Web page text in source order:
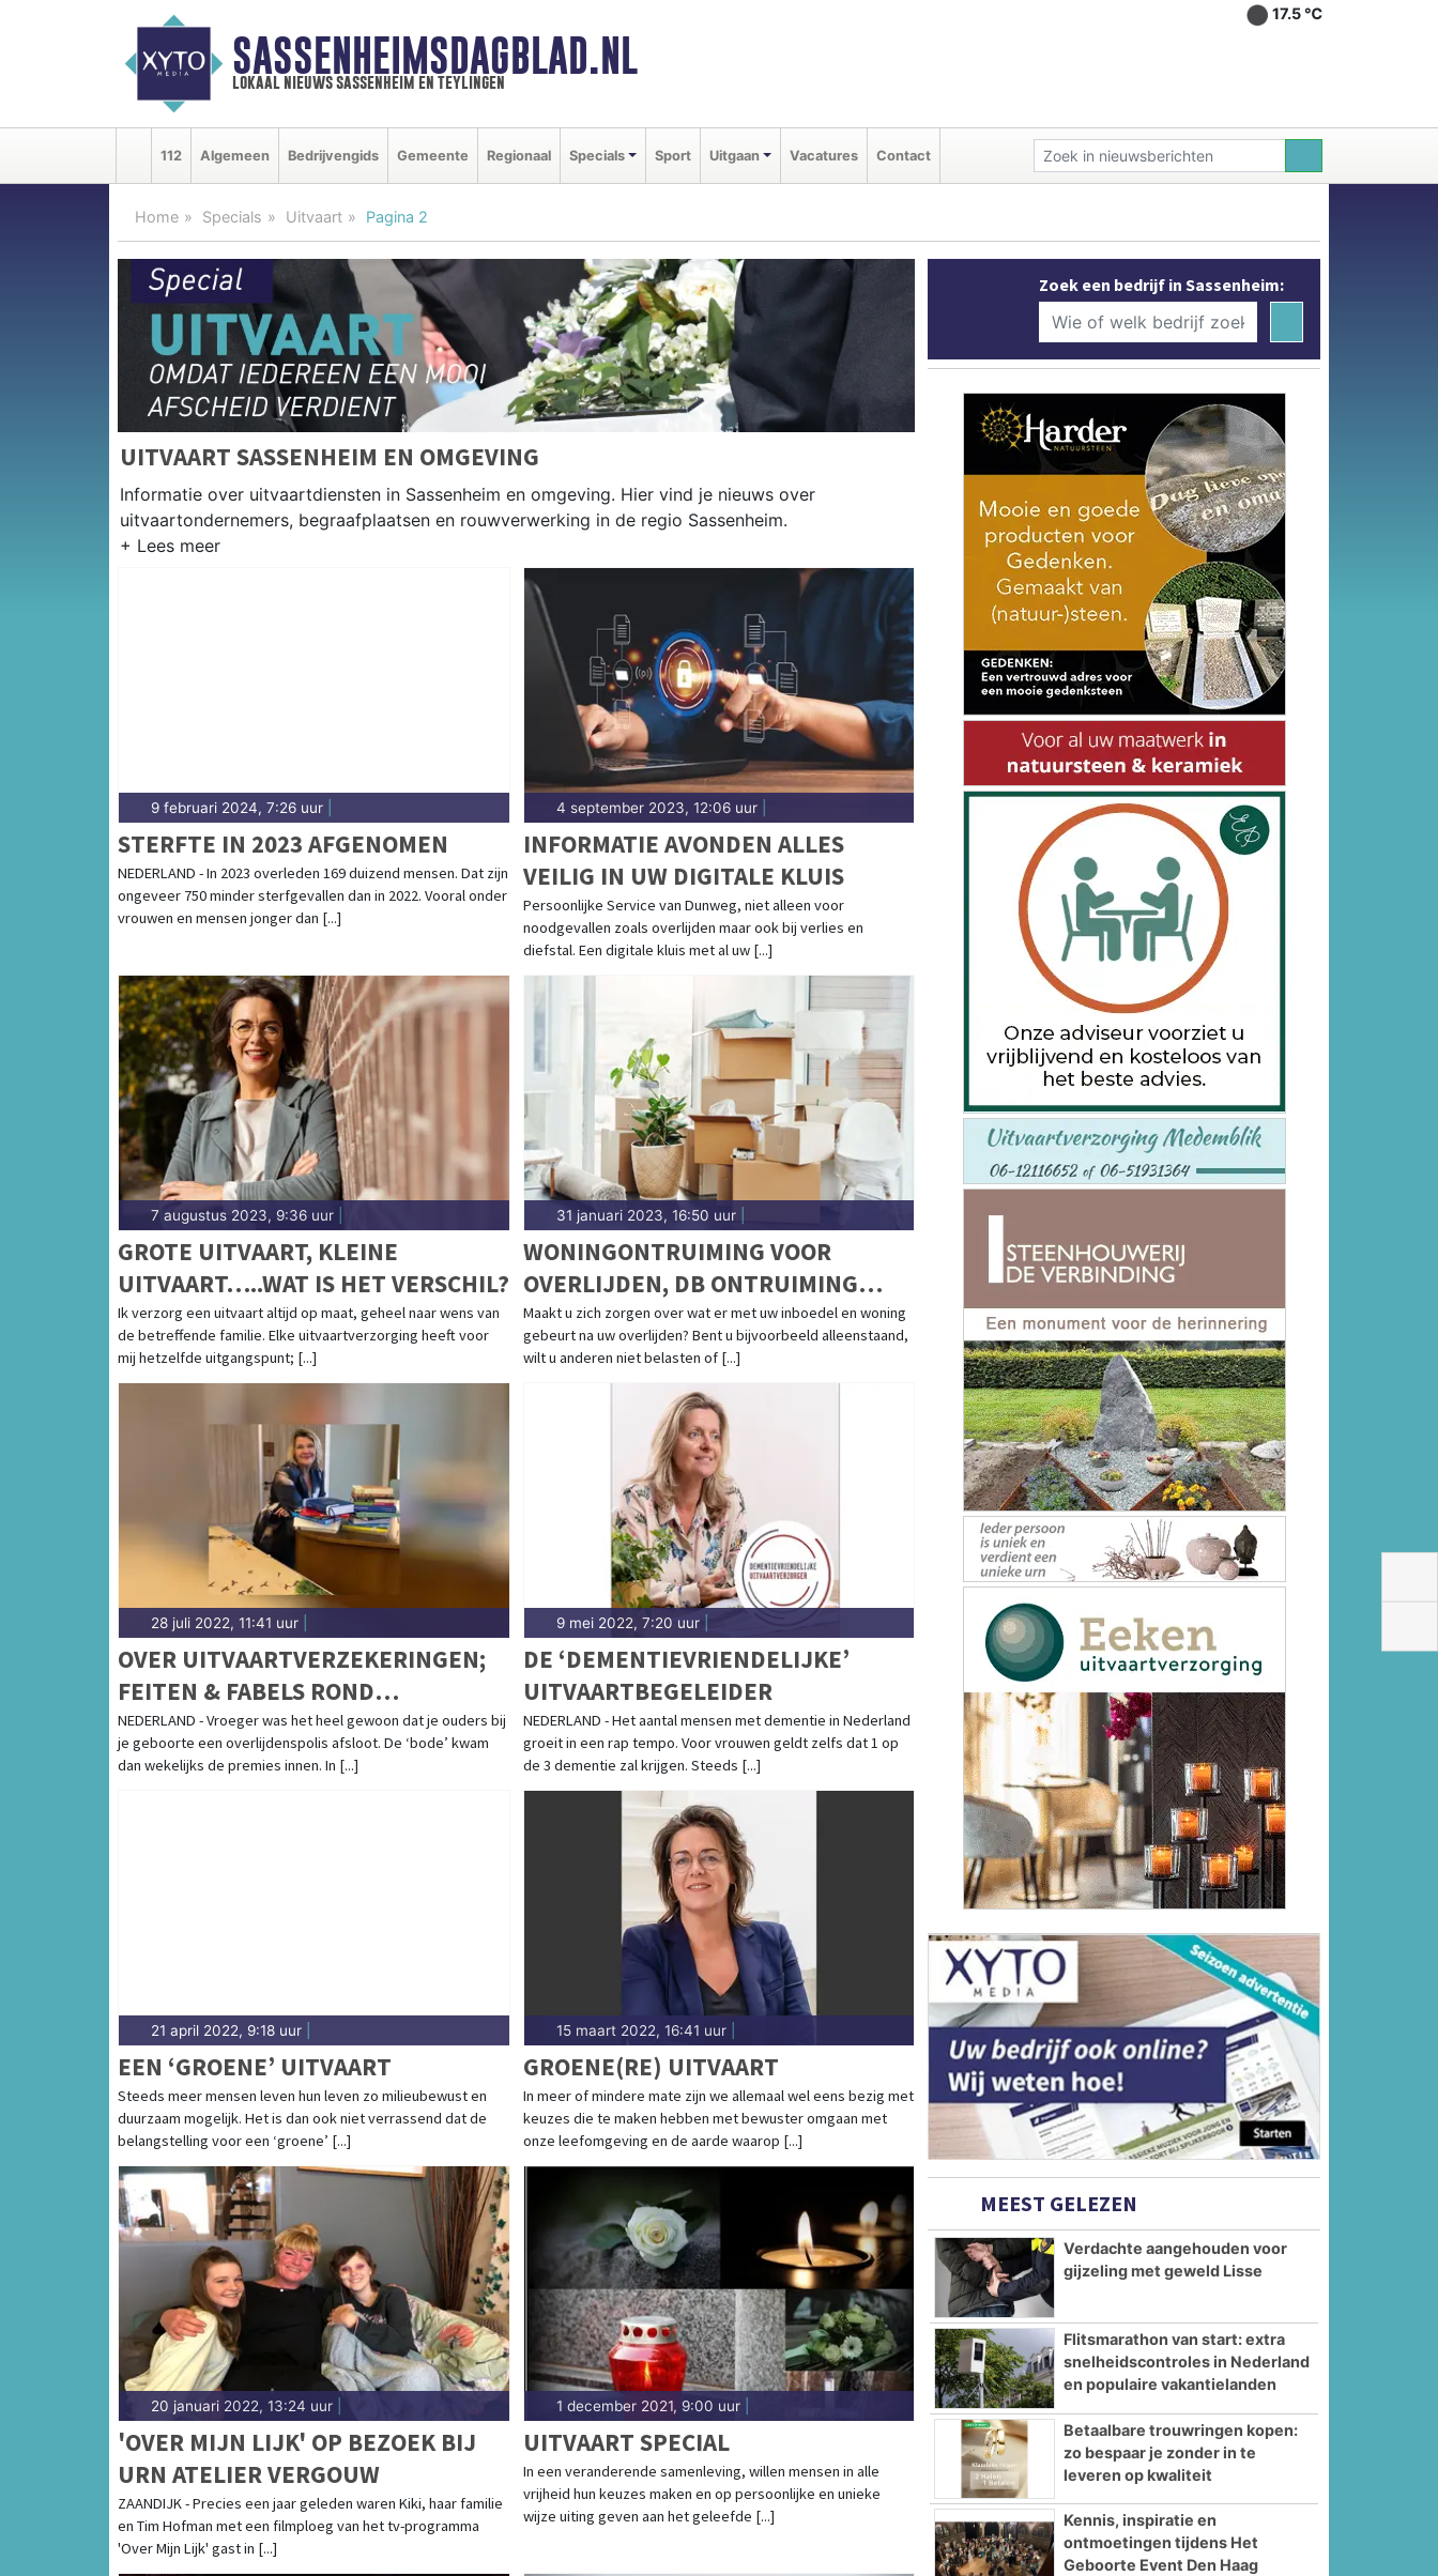
SASSENHEIMSDAGBLAD.NL
lokaal nieuws sassenheim en teylingen
17.5 ℃
112 Algemeen Bedrijvengids Gemeente Regionaal Specials Sport Uitgaan Vacatures Contact
Home Specials Uitvaart Pagina 2
UITVAART SASSENHEIM EN OMGEVING
Informatie over uitvaartdiensten in Sassenheim en omgeving. Hier vind je nieuws over
uitvaartondernemers, begraafplaatsen en rouwverwerking in de regio Sassenheim.
9 februari 2024, 7:26 uur
STERFTE IN 2023 AFGENOMEN
NEDERLAND - In 2023 overleden 169 duizend mensen. Dat zijn
ongeveer 750 minder sterfgevallen dan in 2022. Vooral onder
vrouwen en mensen jonger dan [...]
4 september 2023, 12:06 uur|
INFORMATIE AVONDEN ALLES
VEILIG IN UW DIGITALE KLUIS
Persoonlijke Service van Dunweg, niet alleen voor
noodgevallen zoals overlijden maar ook bij verlies en
diefstal. Een digitale kluis met al uw [...]
7 augustus 2023, 9:36 uur
GROTE UITVAART, KLEINE
UITVAART…..WAT IS HET VERSCHIL?
Ik verzorg een uitvaart altijd op maat, geheel naar wens van
de betreffende familie. Elke uitvaartverzorging heeft voor
mij hetzelfde uitgangspunt; [...]
31 januari 2023, 16:50 uur|
WONINGONTRUIMING VOOR
OVERLIJDEN, DB ONTRUIMING
HELPT
Maakt u zich zorgen over wat er met uw inboedel en woning
gebeurt na uw overlijden? Bent u bijvoorbeeld alleenstaand,
wilt u anderen niet belasten of [...]
28 juli 2022, 11:41 uur
OVER UITVAARTVERZEKERINGEN;
FEITEN & FABELS ROND
KEUZEVRIJHEID
NEDERLAND - Vroeger was het heel gewoon dat je ouders bij
je geboorte een overlijdenspolis afsloot. De ‘bode’ kwam
dan wekelijks de premies innen. In [...]
9 mei 2022, 7:20 uur|
DE ‘DEMENTIEVRIENDELIJKE’
UITVAARTBEGELEIDER
NEDERLAND - Het aantal mensen met dementie in Nederland
groeit in een rap tempo. Voor vrouwen geldt zelfs dat 1 op
de 3 dementie zal krijgen. Steeds [...]
21 april 2022, 9:18 uur
EEN ‘GROENE’ UITVAART
Steeds meer mensen leven hun leven zo milieubewust en
duurzaam mogelijk. Het is dan ook niet verrassend dat de
belangstelling voor een ‘groene’ [...]
15 maart 2022, 16:41 uur|
GROENE(RE) UITVAART
In meer of mindere mate zijn we allemaal wel eens bezig met
keuzes die te maken hebben met bewuster omgaan met
onze leefomgeving en de aarde waarop [...]
20 januari 2022, 13:24 uur
'OVER MIJN LIJK' OP BEZOEK BIJ
URN ATELIER VERGOUW
ZAANDIJK - Precies een jaar geleden waren Kiki, haar familie
en Tim Hofman met een filmploeg van het tv-programma
'Over Mijn Lijk' gast in [...]
1 december 2021, 9:00 uur|
UITVAART SPECIAL
In een veranderende samenleving, willen mensen in alle
vrijheid hun keuzes maken en op persoonlijke en unieke
wijze uiting geven aan het geleefde [...]
Zoek een bedrijf in Sassenheim:
MEEST GELEZEN
Verdachte aangehouden voor
gijzeling met geweld Lisse
Flitsmarathon van start: extra
snelheidscontroles in Nederland
en populaire vakantielanden
Betaalbare trouwringen kopen:
zo bespaar je zonder in te
leveren op kwaliteit
Kennis, inspiratie en
ontmoetingen tijdens Het
Geboorte Event Den Haag